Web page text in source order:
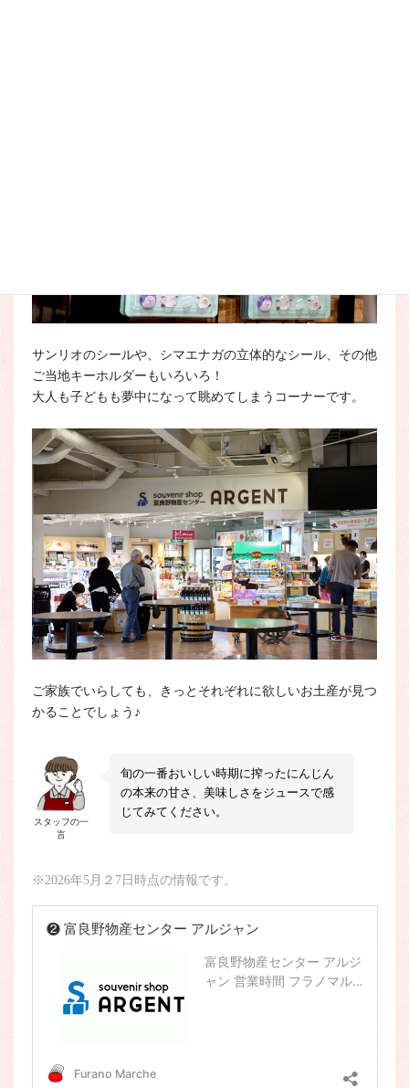
サンリオのシールや、シマエナガの立体的なシール、その他
ご当地キーホルダーもいろいろ！
大人も子どもも夢中になって眺めてしまうコーナーです。
ご家族でいらしても、きっとそれぞれに欲しいお土産が見つ
かることでしょう♪
スタッフの一
言
旬の一番おいしい時期に搾ったにんじん
の本来の甘さ、美味しさをジュースで感
じてみてください。
※2026年5月２7日時点の情報です。